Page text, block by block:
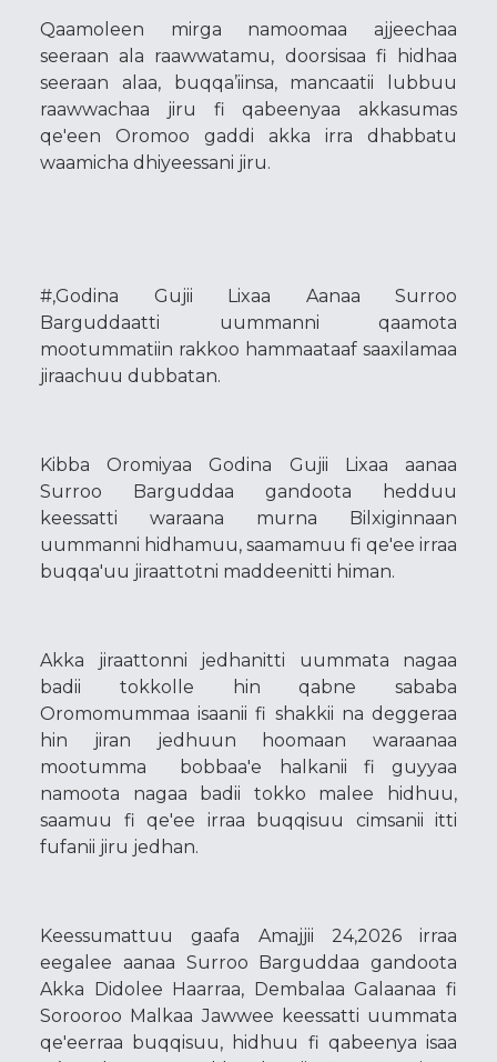
Qaamoleen mirga namoomaa ajjeechaa
seeraan ala raawwatamu, doorsisaa fi hidhaa
seeraan alaa, buqqa’iinsa, mancaatii lubbuu
raawwachaa jiru fi qabeenyaa akkasumas
qe'een Oromoo gaddi akka irra dhabbatu
waamicha dhiyeessani jiru.
#,Godina Gujii Lixaa Aanaa Surroo
Barguddaatti uummanni qaamota
mootummatiin rakkoo hammaataaf saaxilamaa
jiraachuu dubbatan.
Kibba Oromiyaa Godina Gujii Lixaa aanaa
Surroo Barguddaa gandoota hedduu
keessatti waraana murna Bilxiginnaan
uummanni hidhamuu, saamamuu fi qe'ee irraa
buqqa'uu jiraattotni maddeenitti himan.
Akka jiraattonni jedhanitti uummata nagaa
badii tokkolle hin qabne sababa
Oromomummaa isaanii fi shakkii na deggeraa
hin jiran jedhuun hoomaan waraanaa
mootumma bobbaa'e halkanii fi guyyaa
namoota nagaa badii tokko malee hidhuu,
saamuu fi qe'ee irraa buqqisuu cimsanii itti
fufanii jiru jedhan.
Keessumattuu gaafa Amajjii 24,2026 irraa
eegalee aanaa Surroo Barguddaa gandoota
Akka Didolee Haarraa, Dembalaa Galaanaa fi
Sorooroo Malkaa Jawwee keessatti uummata
qe'eerraa buqqisuu, hidhuu fi qabeenya isaa